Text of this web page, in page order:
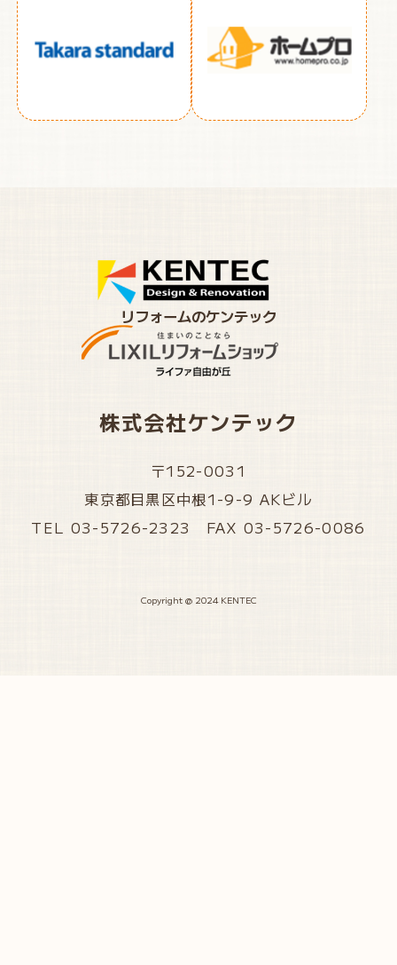
リフォームのケンテック
株式会社ケンテック
〒152-0031
東京都目黒区中根1-9-9 AKビル
TEL 03-5726-2323 FAX 03-5726-0086
Copyright @ 2024 KENTEC